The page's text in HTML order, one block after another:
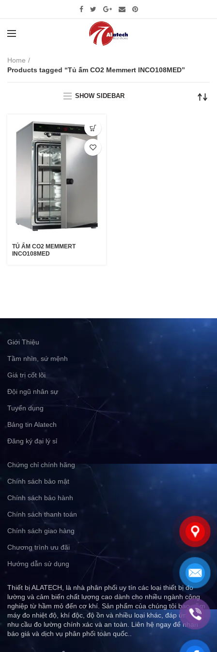
Home
Products tagged “Tủ ấm CO2 Memmert INCO108MED”
SHOW SIDEBAR
TỦ ẤM CO2 MEMMERT
INCO108MED
Giới Thiệu
Tầm nhìn, sứ mệnh
Giá trị cốt lõi
Đội ngũ nhân sự
Tuyển dụng
Bảng tin Alatech
Đăng ký đại lý sỉ
Chứng chỉ chính hãng
Chính sách bảo mật
Chính sách bảo hành
Chính sách thanh toán
Chính sách giao hàng
Chương trình ưu đãi
Hướng dẫn sử dụng
Thiết bị ALATECH, là nhà phân phối uy tín các loại thiết bị đo
lường và cảm biến chất lượng cao dành cho nhiều ngành công
nghiệp từ hầm mỏ đến cơ khí. Sản phẩm của chúng tôi bao gồm
máy đo nhiệt độ, khí độc, độ ồn và nhiều loại khác, đáp ứng mọi
nhu cầu đo lường chính xác và an toàn. Liên hệ ngay để nhận
báo giá và dịch vụ phân phối toàn quốc..